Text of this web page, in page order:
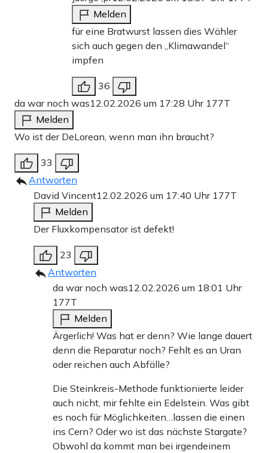
Melden
für eine Bratwurst lassen dies Wähler
sich auch gegen den „Klimawandel“
impfen
36
da war noch was12.02.2026 um 17:28 Uhr 177T
Melden
Wo ist der DeLorean, wenn man ihn braucht?
33
Antworten
David Vincent12.02.2026 um 17:40 Uhr 177T
Melden
Der Fluxkompensator ist defekt!
23
Antworten
da war noch was12.02.2026 um 18:01 Uhr
177T
Melden
Ärgerlich! Was hat er denn? Wie lange dauert
denn die Reparatur noch? Fehlt es an Uran
oder reichen auch Abfälle?
Die Steinkreis-Methode funktionierte leider
auch nicht, mir fehlte ein Edelstein. Was gibt
es noch für Möglichkeiten…lassen die einen
ins Cern? Oder wo ist das nächste Stargate?
Obwohl da kommt man bei irgendeinem